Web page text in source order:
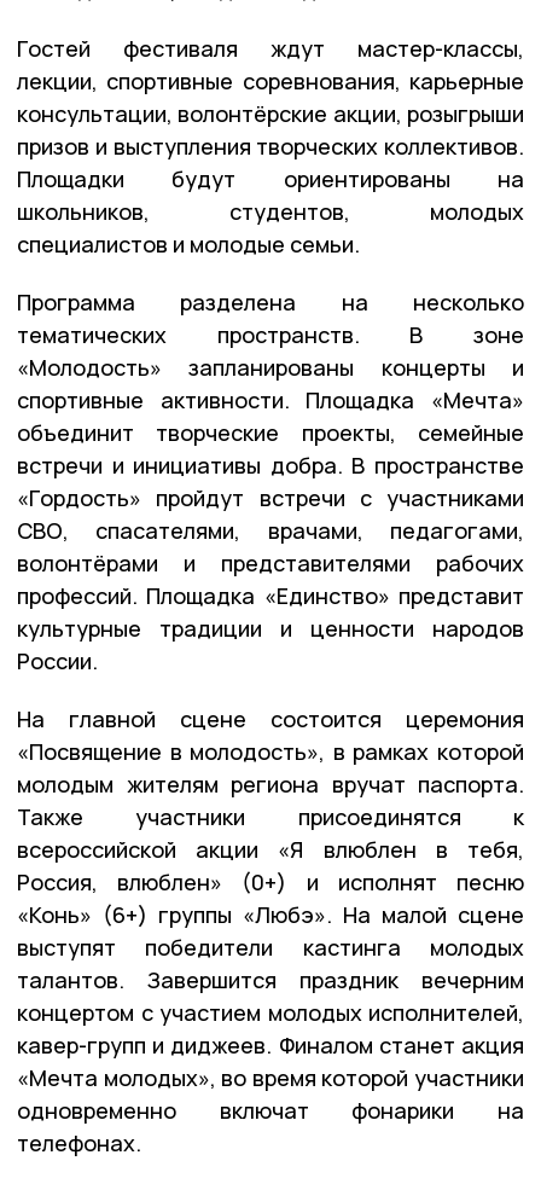
Гостей фестиваля ждут мастер-классы,
лекции, спортивные соревнования, карьерные
консультации, волонтёрские акции, розыгрыши
призов и выступления творческих коллективов.
Площадки будут ориентированы на
школьников, студентов, молодых
специалистов и молодые семьи.
Программа разделена на несколько
тематических пространств. В зоне
«Молодость» запланированы концерты и
спортивные активности. Площадка «Мечта»
объединит творческие проекты, семейные
встречи и инициативы добра. В пространстве
«Гордость» пройдут встречи с участниками
СВО, спасателями, врачами, педагогами,
волонтёрами и представителями рабочих
профессий. Площадка «Единство» представит
культурные традиции и ценности народов
России.
На главной сцене состоится церемония
«Посвящение в молодость», в рамках которой
молодым жителям региона вручат паспорта.
Также участники присоединятся к
всероссийской акции «Я влюблен в тебя,
Россия, влюблен» (0+) и исполнят песню
«Конь» (6+) группы «Любэ». На малой сцене
выступят победители кастинга молодых
талантов. Завершится праздник вечерним
концертом с участием молодых исполнителей,
кавер-групп и диджеев. Финалом станет акция
«Мечта молодых», во время которой участники
одновременно включат фонарики на
телефонах.